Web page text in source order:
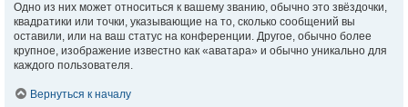
Одно из них может относиться к вашему званию, обычно это звёздочки,
квадратики или точки, указывающие на то, сколько сообщений вы
оставили, или на ваш статус на конференции. Другое, обычно более
крупное, изображение известно как «аватара» и обычно уникально для
каждого пользователя.
Вернуться к началу